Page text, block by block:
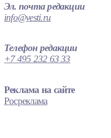
Эл. почта редакции
info@vesti.ru
Телефон редакции
+7 495 232 63 33
Реклама на сайте
Росреклама